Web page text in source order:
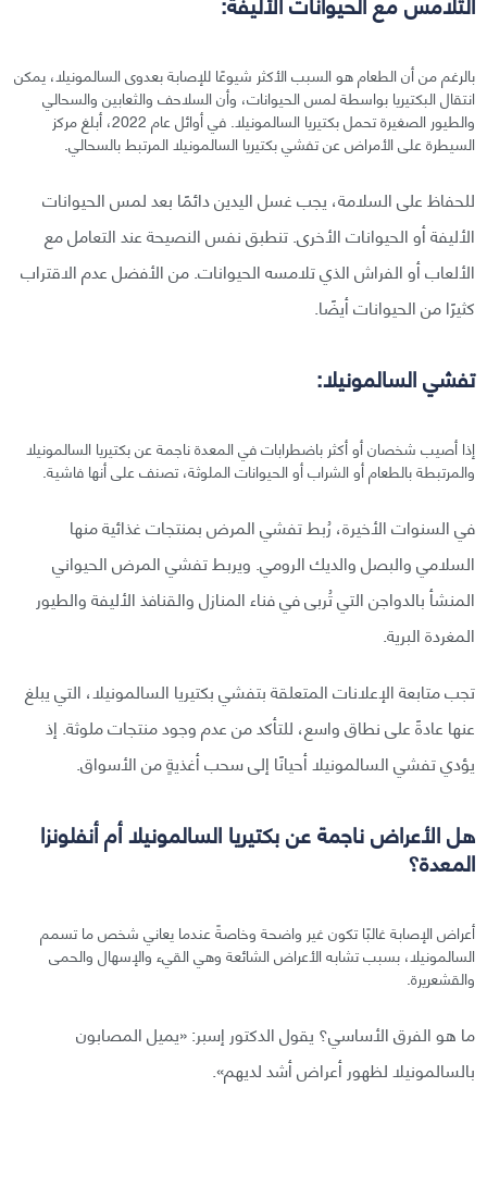
بالرغم من أن الطعام هو السبب الأكثر شيوعًا للإصابة بعدوى السالمونيلا، يمكن
انتقال البكتيريا بواسطة لمس الحيوانات، وأن السلاحف والثعابين والسحالي
والطيور الصغيرة تحمل بكتيريا السالمونيلا. في أوائل عام 2022، أبلغ مركز
السيطرة على الأمراض عن تفشي بكتيريا السالمونيلا المرتبط بالسحالي.
للحفاظ على السلامة، يجب غسل اليدين دائمًا بعد لمس الحيوانات
الأليفة أو الحيوانات الأخرى. تنطبق نفس النصيحة عند التعامل مع
الألعاب أو الفراش الذي تلامسه الحيوانات. من الأفضل عدم الاقتراب
كثيرًا من الحيوانات أيضًا.
تفشي السالمونيلا:
إذا أصيب شخصان أو أكثر باضطرابات في المعدة ناجمة عن بكتيريا السالمونيلا
والمرتبطة بالطعام أو الشراب أو الحيوانات الملوثة، تصنف على أنها فاشية.
في السنوات الأخيرة، رُبط تفشي المرض بمنتجات غذائية منها
السلامي والبصل والديك الرومي. ويربط تفشي المرض الحيواني
المنشأ بالدواجن التي تُربى في فناء المنازل والقنافذ الأليفة والطيور
المغردة البرية.
تجب متابعة الإعلانات المتعلقة بتفشي بكتيريا السالمونيلا، التي يبلغ
عنها عادةً على نطاق واسع، للتأكد من عدم وجود منتجات ملوثة. إذ
يؤدي تفشي السالمونيلا أحيانًا إلى سحب أغذيةٍ من الأسواق.
هل الأعراض ناجمة عن بكتيريا السالمونيلا أم أنفلونزا
المعدة؟
أعراض الإصابة غالبًا تكون غير واضحة وخاصةً عندما يعاني شخص ما تسمم
السالمونيلا، بسبب تشابه الأعراض الشائعة وهي القيء والإسهال والحمى
والقشعريرة.
ما هو الفرق الأساسي؟ يقول الدكتور إسبر: «يميل المصابون
بالسالمونيلا لظهور أعراض أشد لديهم».